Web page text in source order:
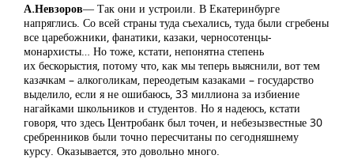
А.Невзоров― Так они и устроили. В Екатеринбурге
напряглись. Со всей страны туда съехались, туда были сгребены
все царебожники, фанатики, казаки, черносотенцы-
монархисты… Но тоже, кстати, непонятна степень
их бескорыстия, потому что, как мы теперь выяснили, вот тем
казачкам – алкоголикам, переодетым казаками – государство
выделило, если я не ошибаюсь, 33 миллиона за избиение
нагайками школьников и студентов. Но я надеюсь, кстати
говоря, что здесь Центробанк был точен, и небезызвестные 30
сребренников были точно пересчитаны по сегодняшнему
курсу. Оказывается, это довольно много.